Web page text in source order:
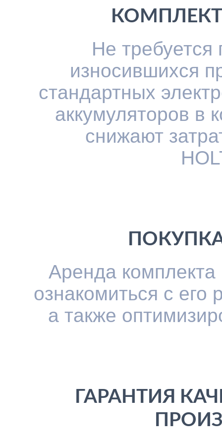
Не требуется
износившихся
стандартных
аккумуляторов в
снижают
Аренда комплекта
ознакомиться с его
а также
ГАРАНТИЯ